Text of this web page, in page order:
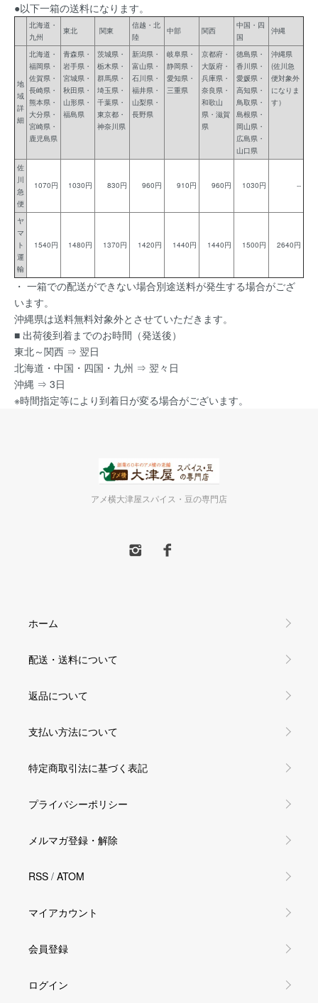
●以下一箱の送料になります。
北海道・
九州
東北 関東
信越・北
陸
中部 関西
中国・四
国
沖縄
地
域
詳
細
北海道・
福岡県・
佐賀県・
長崎県・
熊本県・
大分県・
宮崎県・
鹿児島県
青森県・
岩手県・
宮城県・
秋田県・
山形県・
福島県
茨城県・
栃木県・
群馬県・
埼玉県・
千葉県・
東京都・
神奈川県
新潟県・
富山県・
石川県・
福井県・
山梨県・
長野県
岐阜県・
静岡県・
愛知県・
三重県
京都府・
大阪府・
兵庫県・
奈良県・
和歌山
県・滋賀
県
徳島県・
香川県・
愛媛県・
高知県・
鳥取県・
島根県・
岡山県・
広島県・
山口県
沖縄県
(佐川急
便対象外
になりま
す）
佐
川
急
便
1070円 1030円 830円 960円 910円 960円 1030円 --
ヤ
マ
ト
運
輸
1540円 1480円 1370円 1420円 1440円 1440円 1500円 2640円
・ 一箱での配送ができない場合別途送料が発生する場合がござ
います。
沖縄県は送料無料対象外とさせていただきます。
■ 出荷後到着までのお時間（発送後）
東北～関西 ⇒ 翌日
北海道・中国・四国・九州 ⇒ 翌々日
沖縄 ⇒ 3日
※時間指定等により到着日が変る場合がございます。
アメ横大津屋スパイス・豆の専門店
ホーム
配送・送料について
返品について
支払い方法について
特定商取引法に基づく表記
プライバシーポリシー
メルマガ登録・解除
RSS / ATOM
マイアカウント
会員登録
ログイン